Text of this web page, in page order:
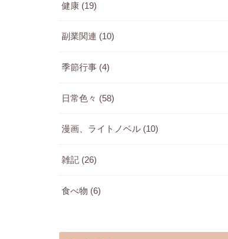
健康 (19)
副業関連 (10)
季節行事 (4)
日常色々 (58)
漫画、ライトノベル (10)
雑記 (26)
食べ物 (6)